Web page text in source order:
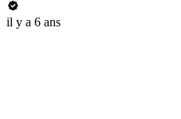
il y a 6 ans